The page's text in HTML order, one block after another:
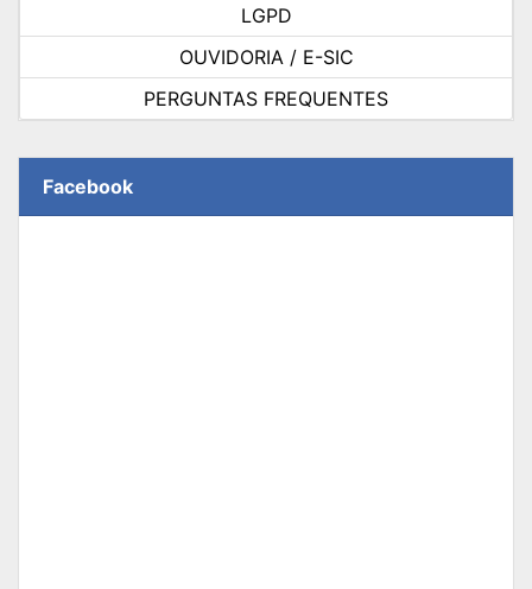
LGPD
OUVIDORIA / E-SIC
PERGUNTAS FREQUENTES
Facebook